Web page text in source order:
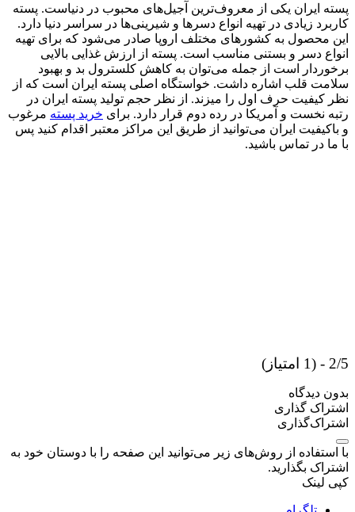
پسته ایران یکی از معروف‌ترین آجیل‌های محبوب در دنیاست. پسته
کاربرد زیادی در تهیه انواع دسرها و شیرینی‌ها در سراسر دنیا دار‌د.
این محصول به کشورهای مختلف اروپا صادر می‌شود که برای تهیه
انواع دسر و بستنی مناسب است. پسته از ارزش غذایی بالایی
برخوردار است از جمله می‌توان به کاهش کلسترول بد و بهبود
سلامت قلب اشاره داشت. خواستگاه اصلی پسته ایران است که از
نظر کیفیت حرف اول را میزند. از نظر حجم تولید پسته ایران در
رتبه نخست و آمریکا در رده دوم قرار دارد. برای خرید پسته مرغوب
و باکیفیت ایران می‌توانید از طریق این مراکز معتبر اقدام کنید پس
با ما در تماس باشید.
2/5 - (1 امتیاز)
بدون دیدگاه
اشتراک گذاری
اشتراک‌گذاری
با استفاده از روش‌های زیر می‌توانید این صفحه را با دوستان خود به
اشتراک بگذارید.
کپی لینک